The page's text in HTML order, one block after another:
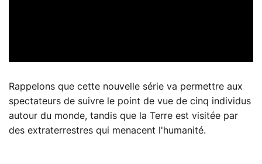
Rappelons que cette nouvelle série va permettre aux
spectateurs de suivre le point de vue de cinq individus
autour du monde, tandis que la Terre est visitée par
des extraterrestres qui menacent l'humanité.